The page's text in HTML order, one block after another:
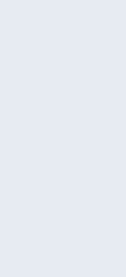
der
und